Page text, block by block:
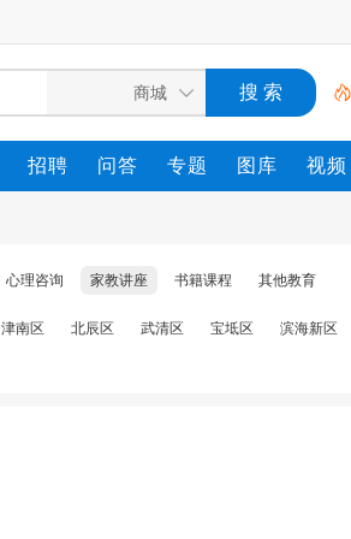
招聘 问答 专题 图库 视频
心理咨询 家教讲座 书籍课程 其他教育
津南区 北辰区 武清区 宝坻区
滨海新区